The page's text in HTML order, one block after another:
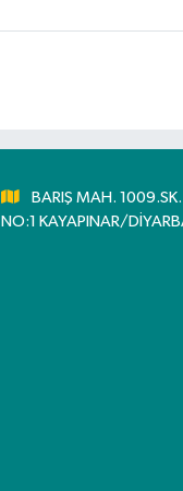
BARIŞ MAH.
NO:1 KAYAPINAR/